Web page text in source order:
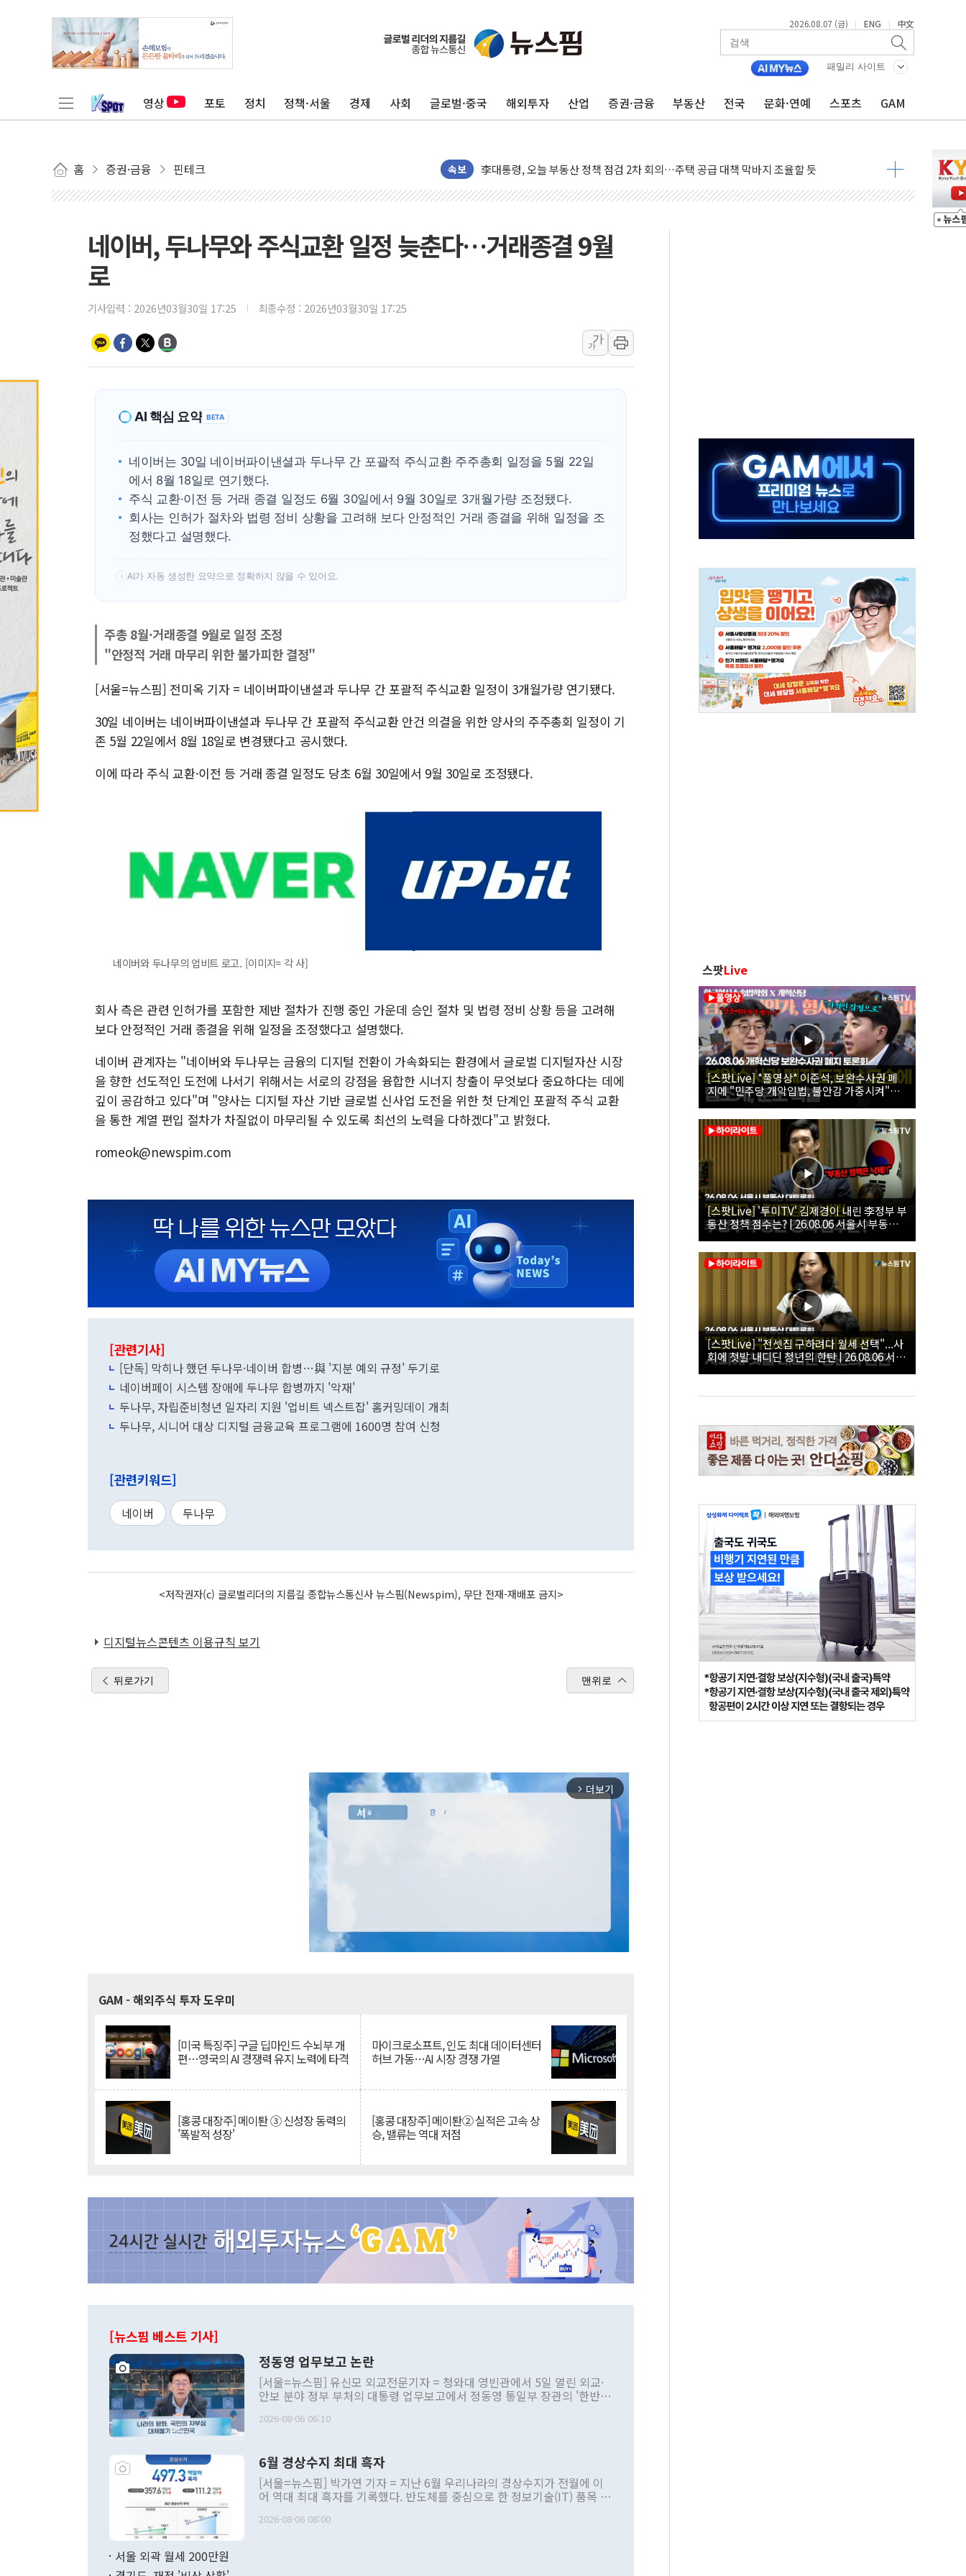
2026.08.07 (금) | ENG | 中文
패밀리 사이트
영상 포토 정치 정책·서울 경제 사회 글로벌·중국 해외투자 산업 증권·금융 부동산 전국 문화·연예 스포츠 GAM
홈 증권·금융 핀테크 속보
뉴욕증시, 유가·금리 부담에 하락…다우 5거래일 랠리 '마침표'
[오늘의 정치일정] 8월 7일(금)
[오늘의 국회일정] 상임위·세미나·기자회견·주요 정당 - 8월 7일
李대통령, 오늘 부동산 정책 점검 2차 회의…주택 공급 대책 막바지 조율할 듯
이란, 美·이스라엘 선박 호르무즈 통항 제한 추진…美 "통행 막을 권한 없어"
리투아니아 국방 "러, 우크라 드론으로 나토 회원국 공격 검토… 거짓 깃발 작전"
구광모, 내주 실리콘밸리서 젠슨 황 재회…로봇·AI 데이터센터·모빌리티 구체화
청와대, 북한 단거리 탄도미사일 발사에 긴급 안보 점검회의
'월가의 황제' 다이먼 "금융시장 레버리지 위험수위…숨은 차입이 더 큰 변수"
양주 섬유염색공장서 화재 1명 중상…대응 1단계 진압 중
네이버, 두나무와 주식교환 일정 늦춘다…거래종결 9월
로
기사입력 : 2026년03월30일 17:25 최종수정 : 2026년03월30일 17:25
가
가
AI 핵심 요약 BETA
네이버는 30일 네이버파이낸셜과 두나무 간 포괄적 주식교환 주주총회 일정을 5월 22일
에서 8월 18일로 연기했다.
주식 교환·이전 등 거래 종결 일정도 6월 30일에서 9월 30일로 3개월가량 조정됐다.
회사는 인허가 절차와 법령 정비 상황을 고려해 보다 안정적인 거래 종결을 위해 일정을 조
정했다고 설명했다.
! AI가 자동 생성한 요약으로 정확하지 않을 수 있어요.
주총 8월·거래종결 9월로 일정 조정
"안정적 거래 마무리 위한 불가피한 결정"
[서울=뉴스핌] 전미옥 기자 = 네이버파이낸셜과 두나무 간 포괄적 주식교환 일정이 3개월가량 연기됐다.
30일 네이버는 네이버파이낸셜과 두나무 간 포괄적 주식교환 안건 의결을 위한 양사의 주주총회 일정이 기
존 5월 22일에서 8월 18일로 변경됐다고 공시했다.
이에 따라 주식 교환·이전 등 거래 종결 일정도 당초 6월 30일에서 9월 30일로 조정됐다.
네이버와 두나무의 업비트 로고. [이미지= 각 사]
회사 측은 관련 인허가를 포함한 제반 절차가 진행 중인 가운데 승인 절차 및 법령 정비 상황 등을 고려해
보다 안정적인 거래 종결을 위해 일정을 조정했다고 설명했다.
네이버 관계자는 "네이버와 두나무는 금융의 디지털 전환이 가속화되는 환경에서 글로벌 디지털자산 시장
을 향한 선도적인 도전에 나서기 위해서는 서로의 강점을 융합한 시너지 창출이 무엇보다 중요하다는 데에
깊이 공감하고 있다"며 "양사는 디지털 자산 기반 글로벌 신사업 도전을 위한 첫 단계인 포괄적 주식 교환
을 통한 계열 편입 절차가 차질없이 마무리될 수 있도록 최선의 노력을 다하겠다"고 밝혔다.
romeok@newspim.com
[관련기사]
[단독] 막히나 했던 두나무·네이버 합병…與 '지분 예외 규정' 두기로
네이버페이 시스템 장애에 두나무 합병까지 '악재'
두나무, 자립준비청년 일자리 지원 '업비트 넥스트잡' 홈커밍데이 개최
두나무, 시니어 대상 디지털 금융교육 프로그램에 1600명 참여 신청
[관련키워드]
네이버 두나무
<저작권자(c) 글로벌리더의 지름길 종합뉴스통신사 뉴스핌(Newspim), 무단 전재-재배포 금지>
디지털뉴스콘텐츠 이용규칙 보기
뒤로가기 맨위로
arrow_forward_ios 더보기
GAM - 해외주식 투자 도우미
[미국 특징주] 구글 딥마인드 수뇌부 개
편…영국의 AI 경쟁력 유지 노력에 타격
마이크로소프트, 인도 최대 데이터센터
허브 가동…AI 시장 경쟁 가열
[홍콩 대장주] 메이퇀 ③ 신성장 동력의
'폭발적 성장'
[홍콩 대장주] 메이퇀② 실적은 고속 상
승, 밸류는 역대 저점
[뉴스핌 베스트 기사]
정동영 업무보고 논란
[서울=뉴스핌] 유신모 외교전문기자 = 청와대 영빈관에서 5일 열린 외교·
안보 분야 정부 부처의 대통령 업무보고에서 정동영 통일부 장관의 '한반도
발언 중에는 정부 내 조율을 거치지 않은 사안을 정책으로 추진하겠다고 공
주의적 희망에 근거한 비현실적 구상'이라는 비판을 내놨다. 그동안 정 장
관의 대북 정책 관련 발언이 물의를 빚은 적은 여러 번 있지만 대통령과 유
관 부처 장관이 공개적으로 부정적 입장을 표명한 것은 이례적이다. 정 장
관의 무리한 대북 접근법과 월권을 제어해야 한다는 목소리도 높아지고 있
다. [정동영 통일부 장관이 지난달 23일 오후 서울 종로구 정부서울청사에
2026-08-06 06:10
6월 경상수지 최대 흑자
[서울=뉴스핌] 박가연 기자 = 지난 6월 우리나라의 경상수지가 전월에 이
어 역대 최대 흑자를 기록했다. 반도체를 중심으로 한 정보기술(IT) 품목 수
료=한국은행] 한국은행이 6일 발표한 '2026년 6월 국제수지(잠정)'에 따르
2026-08-06 08:00
서울 외곽 월세 200만원
스팟Live
[스팟Live] *풀영상* 이준석, 보완수사권 폐
지에 "민주당 개악입법, 불안감 가중시켜"｜
26.08.06 개혁신당 보완수사권 폐지 토론회
[스팟Live] '투미TV' 김제경이 내린 李정부 부
동산 정책 점수는? | 26.08.06 서울시 부동산
대토론회
[스팟Live] "전셋집 구하려다 월세 선택"...사
회에 첫발 내디딘 청년의 한탄 | 26.08.06 서울
시 부동산 대토론회